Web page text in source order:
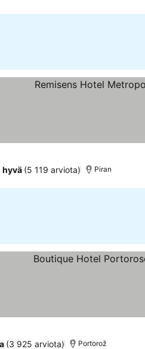
hyvä (5 119 arviota) Piran
(3 925 arviota) Portorož